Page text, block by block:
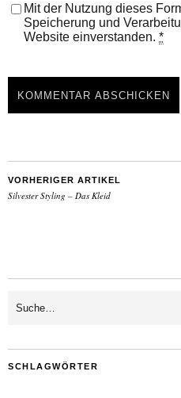
Mit der Nutzung dieses
Speicherung und
Website einverstanden. *
VORHERIGER ARTIKEL
Silvester Styling – Das Kleid
SCHLAGWÖRTER